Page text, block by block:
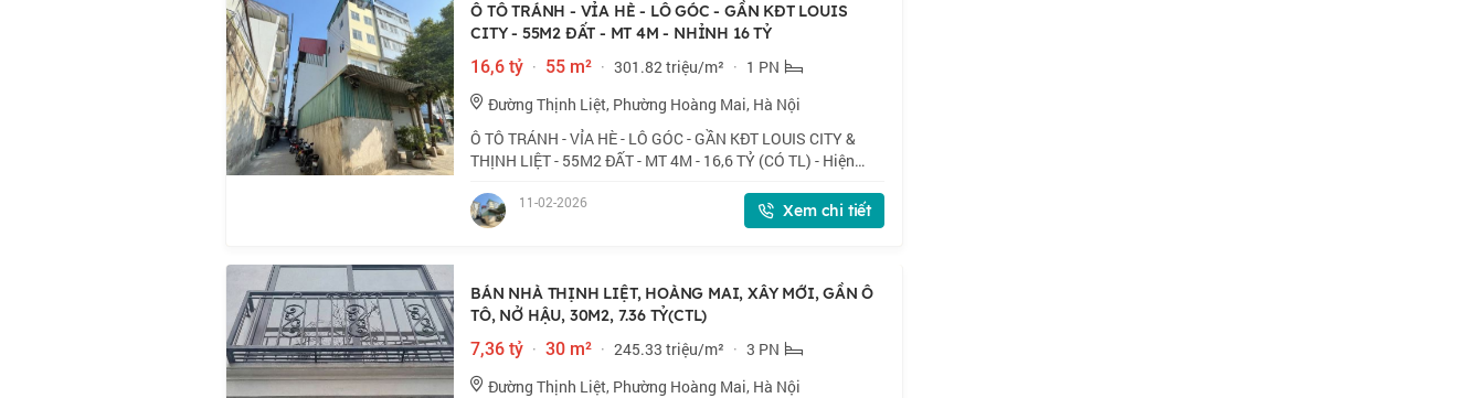
Ô TÔ TRÁNH - VỈA HÈ - LÔ GÓC - GẦN KĐT LOUIS
CITY - 55M2 ĐẤT - MT 4M - NHỈNH 16 TỶ
16,6 tỷ · 55 m² · 301.82 triệu/m² · 1 PN
Đường Thịnh Liệt, Phường Hoàng Mai, Hà Nội
Ô TÔ TRÁNH - VỈA HÈ - LÔ GÓC - GẦN KĐT LOUIS CITY &
THỊNH LIỆT - 55M2 ĐẤT - MT 4M - 16,6 TỶ (CÓ TL) - Hiện
tránh có vỉa hè. Nhà lô góc siêu t
11-02-2026 Xem chi tiết
BÁN NHÀ THỊNH LIỆT, HOÀNG MAI, XÂY MỚI, GẦN Ô
TÔ, NỞ HẬU, 30M2, 7.36 TỶ(CTL)
7,36 tỷ · 30 m² · 245.33 triệu/m² · 3 PN
Đường Thịnh Liệt, Phường Hoàng Mai, Hà Nội